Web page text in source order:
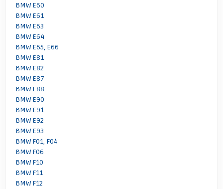
BMW E60
BMW E61
BMW E63
BMW E64
BMW E65, E66
BMW E81
BMW E82
BMW E87
BMW E88
BMW E90
BMW E91
BMW E92
BMW E93
BMW F01, F04
BMW F06
BMW F10
BMW F11
BMW F12